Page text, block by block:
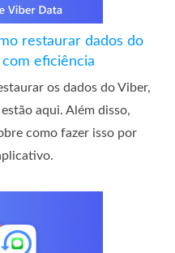
restaurar dados do
eficiência
os dados do Viber,
aqui. Além disso,
como fazer isso por